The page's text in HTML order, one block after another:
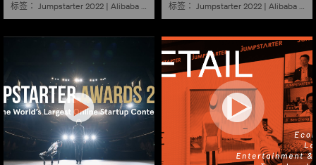
标签： Jumpstarter 2022 | Alibaba Startup
标签： Jumpstarter 2022 | Alibaba